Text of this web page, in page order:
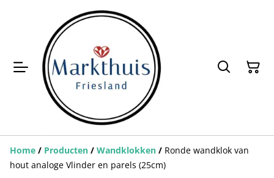
Home / Producten / Wandklokken / Ronde wandklok van
hout analoge Vlinder en parels (25cm)